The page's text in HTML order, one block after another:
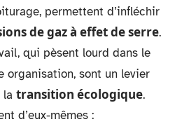
permettent d’infléchir
de gaz à effet de serre.
qui pèsent lourd dans le
organisation, sont un levier
la transition écologique.
d’eux-mêmes :